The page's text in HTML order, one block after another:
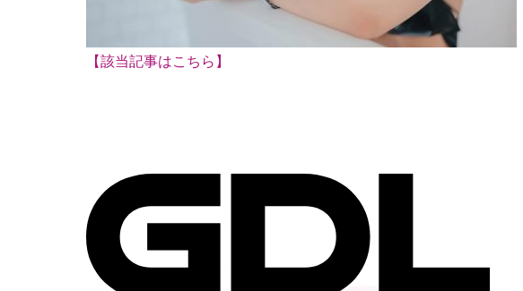
【該当記事はこちら】